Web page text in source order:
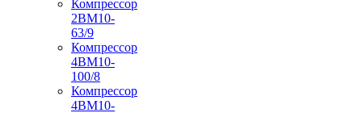
Компрессор
2ВМ10-
63/9
Компрессор
4ВМ10-
100/8
Компрессор
4ВМ10-